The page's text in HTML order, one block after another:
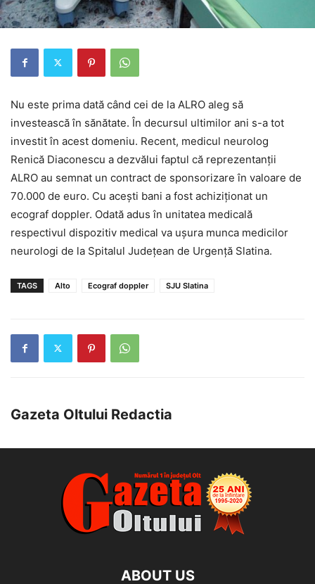
Nu este prima dată când cei de la ALRO aleg să
investească în sănătate. În decursul ultimilor ani s-a tot
investit în acest domeniu. Recent, medicul neurolog
Renică Diaconescu a dezvălui faptul că reprezentanții
ALRO au semnat un contract de sponsorizare în valoare de
70.000 de euro. Cu acești bani a fost achiziționat un
ecograf doppler. Odată adus în unitatea medicală
respectivul dispozitiv medical va ușura munca medicilor
neurologi de la Spitalul Județean de Urgență Slatina.
TAGS Alto Ecograf doppler SJU Slatina
Gazeta Oltului Redactia
ABOUT US